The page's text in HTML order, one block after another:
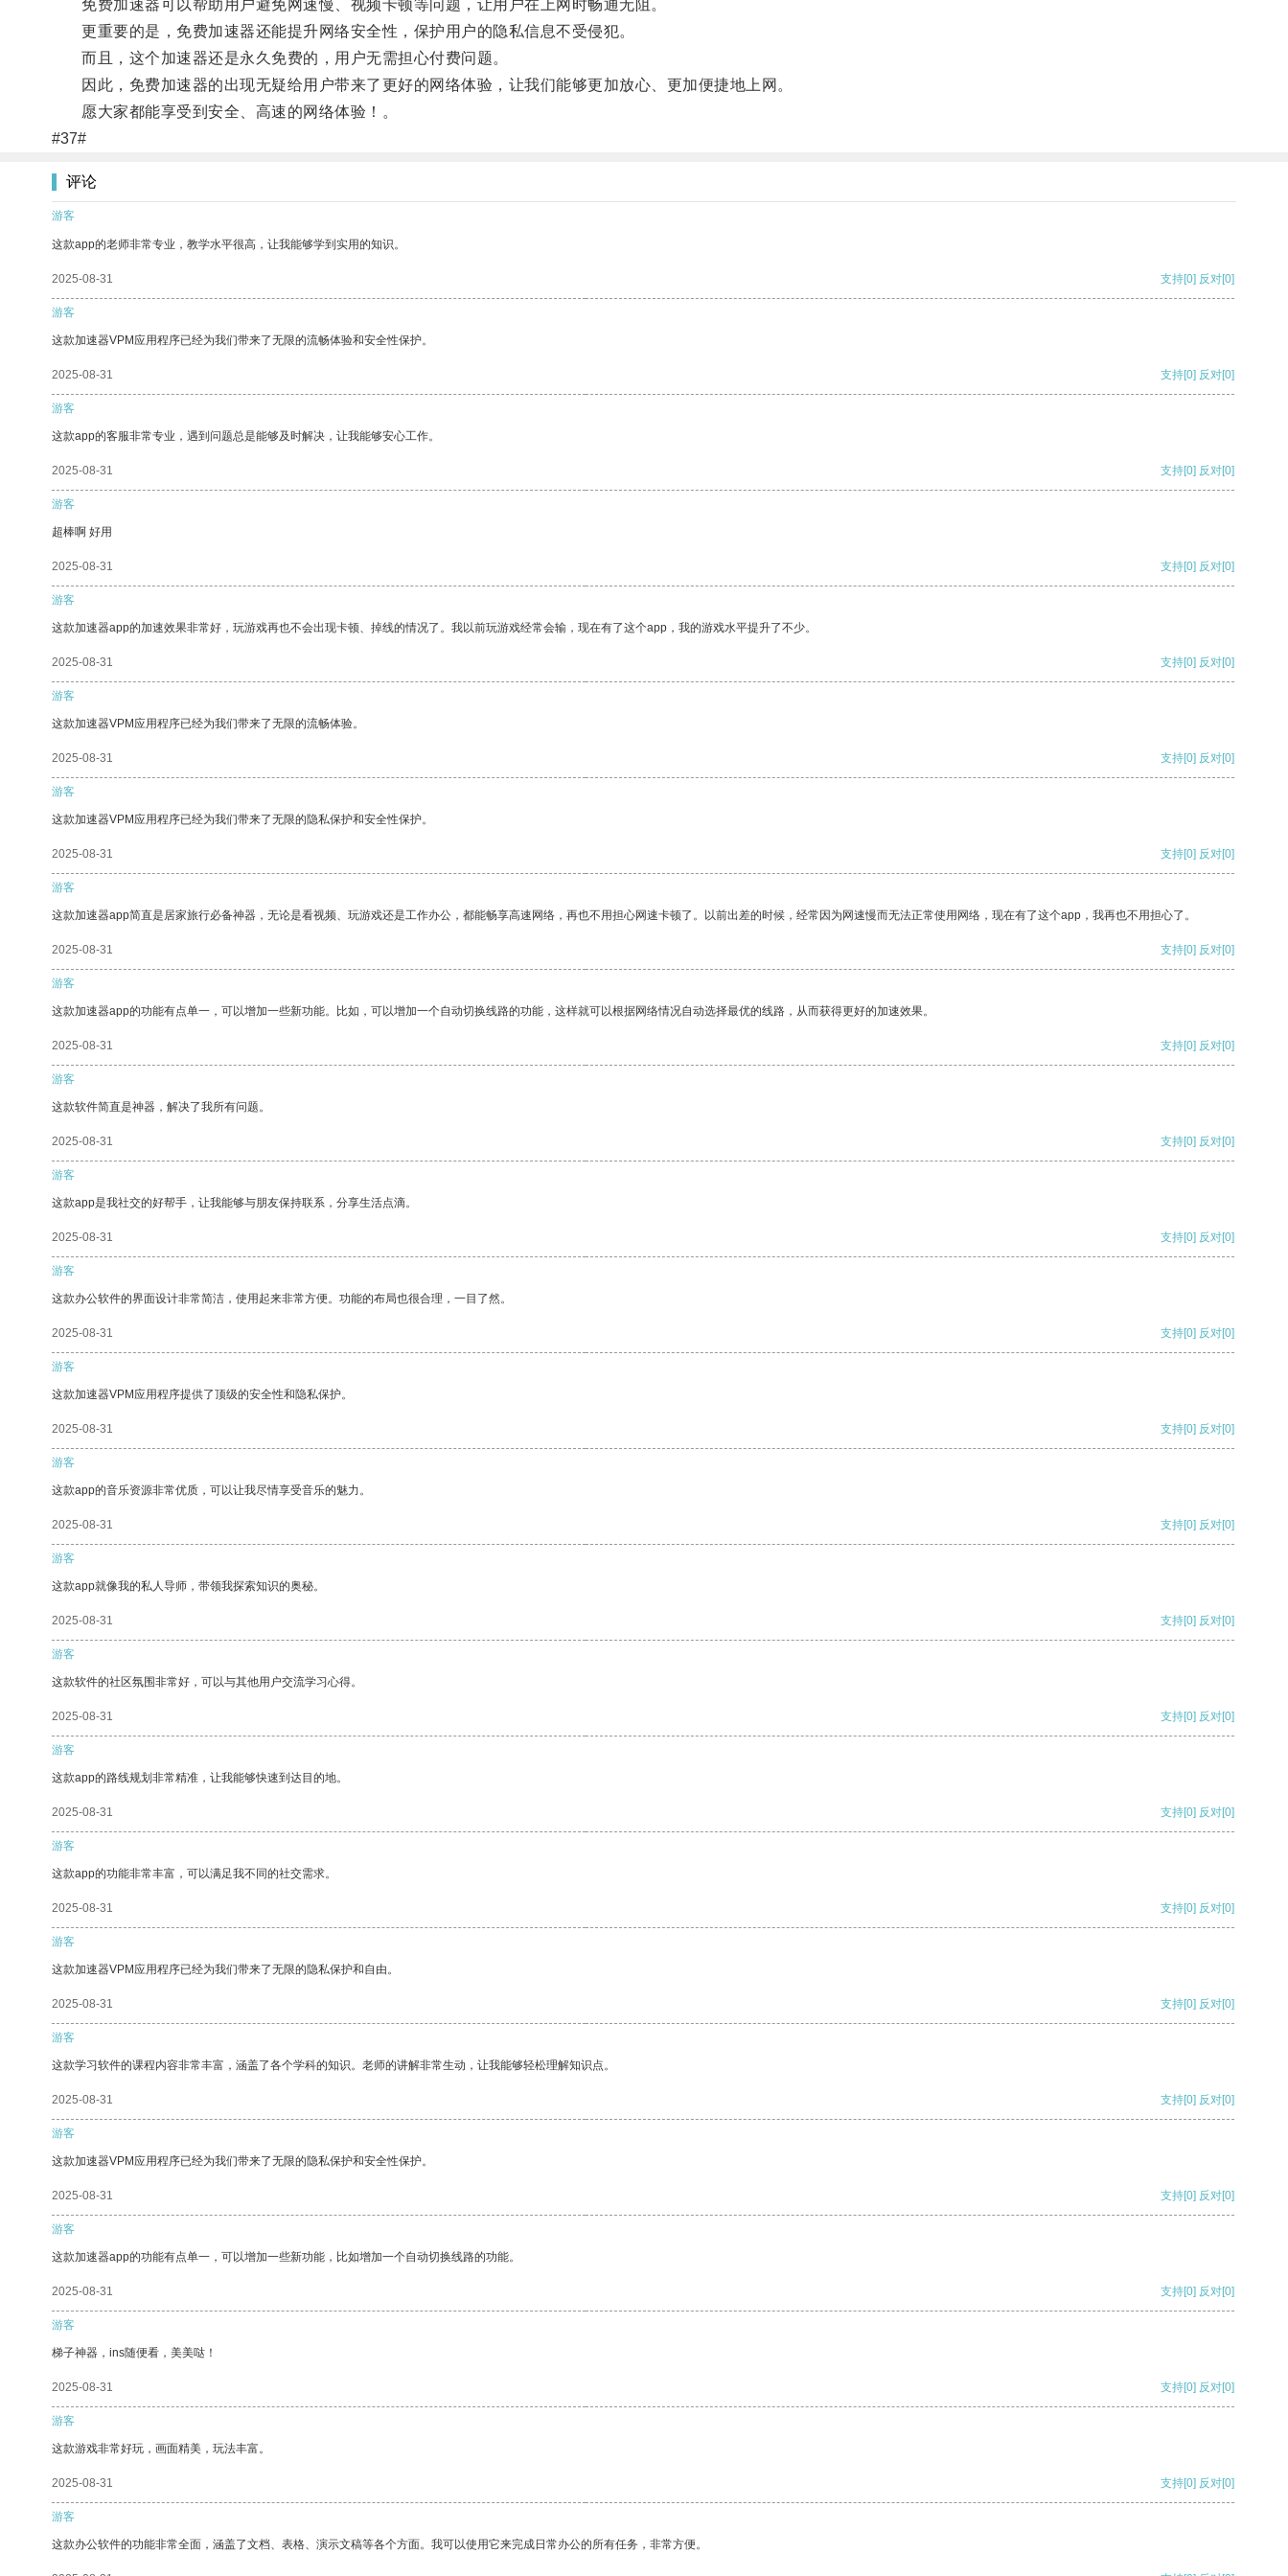
免费加速器可以帮助用户避免网速慢、视频卡顿等问题，让用户在上网时畅通无阻。
更重要的是，免费加速器还能提升网络安全性，保护用户的隐私信息不受侵犯。
而且，这个加速器还是永久免费的，用户无需担心付费问题。
因此，免费加速器的出现无疑给用户带来了更好的网络体验，让我们能够更加放心、更加便捷地上网。
愿大家都能享受到安全、高速的网络体验！。
#37#
评论
游客
这款app的老师非常专业，教学水平很高，让我能够学到实用的知识。
2025-08-31 支持[0] 反对[0]
游客
这款加速器VPM应用程序已经为我们带来了无限的流畅体验和安全性保护。
2025-08-31 支持[0] 反对[0]
游客
这款app的客服非常专业，遇到问题总是能够及时解决，让我能够安心工作。
2025-08-31 支持[0] 反对[0]
游客
超棒啊 好用
2025-08-31 支持[0] 反对[0]
游客
这款加速器app的加速效果非常好，玩游戏再也不会出现卡顿、掉线的情况了。我以前玩游戏经常会输，现在有了这个app，我的游戏水平提升了不少。
2025-08-31 支持[0] 反对[0]
游客
这款加速器VPM应用程序已经为我们带来了无限的流畅体验。
2025-08-31 支持[0] 反对[0]
游客
这款加速器VPM应用程序已经为我们带来了无限的隐私保护和安全性保护。
2025-08-31 支持[0] 反对[0]
游客
这款加速器app简直是居家旅行必备神器，无论是看视频、玩游戏还是工作办公，都能畅享高速网络，再也不用担心网速卡顿了。以前出差的时候，经常因为网速慢而无法正常使用网络，现在有了这个app，我再也不用担心了。
2025-08-31 支持[0] 反对[0]
游客
这款加速器app的功能有点单一，可以增加一些新功能。比如，可以增加一个自动切换线路的功能，这样就可以根据网络情况自动选择最优的线路，从而获得更好的加速效果。
2025-08-31 支持[0] 反对[0]
游客
这款软件简直是神器，解决了我所有问题。
2025-08-31 支持[0] 反对[0]
游客
这款app是我社交的好帮手，让我能够与朋友保持联系，分享生活点滴。
2025-08-31 支持[0] 反对[0]
游客
这款办公软件的界面设计非常简洁，使用起来非常方便。功能的布局也很合理，一目了然。
2025-08-31 支持[0] 反对[0]
游客
这款加速器VPM应用程序提供了顶级的安全性和隐私保护。
2025-08-31 支持[0] 反对[0]
游客
这款app的音乐资源非常优质，可以让我尽情享受音乐的魅力。
2025-08-31 支持[0] 反对[0]
游客
这款app就像我的私人导师，带领我探索知识的奥秘。
2025-08-31 支持[0] 反对[0]
游客
这款软件的社区氛围非常好，可以与其他用户交流学习心得。
2025-08-31 支持[0] 反对[0]
游客
这款app的路线规划非常精准，让我能够快速到达目的地。
2025-08-31 支持[0] 反对[0]
游客
这款app的功能非常丰富，可以满足我不同的社交需求。
2025-08-31 支持[0] 反对[0]
游客
这款加速器VPM应用程序已经为我们带来了无限的隐私保护和自由。
2025-08-31 支持[0] 反对[0]
游客
这款学习软件的课程内容非常丰富，涵盖了各个学科的知识。老师的讲解非常生动，让我能够轻松理解知识点。
2025-08-31 支持[0] 反对[0]
游客
这款加速器VPM应用程序已经为我们带来了无限的隐私保护和安全性保护。
2025-08-31 支持[0] 反对[0]
游客
这款加速器app的功能有点单一，可以增加一些新功能，比如增加一个自动切换线路的功能。
2025-08-31 支持[0] 反对[0]
游客
梯子神器，ins随便看，美美哒！
2025-08-31 支持[0] 反对[0]
游客
这款游戏非常好玩，画面精美，玩法丰富。
2025-08-31 支持[0] 反对[0]
游客
这款办公软件的功能非常全面，涵盖了文档、表格、演示文稿等各个方面。我可以使用它来完成日常办公的所有任务，非常方便。